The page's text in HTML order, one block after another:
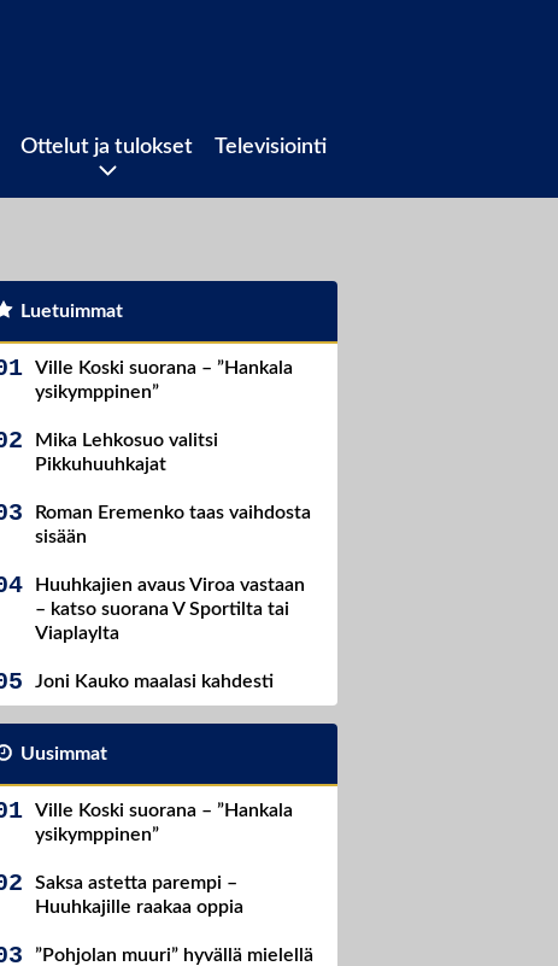
Ottelut ja tulokset Televisiointi
Luetuimmat
Ville Koski suorana – ”Hankala
ysikymppinen”
Mika Lehkosuo valitsi
Pikkuhuuhkajat
Roman Eremenko taas vaihdosta
sisään
Huuhkajien avaus Viroa vastaan
– katso suorana V Sportilta tai
Viaplaylta
Joni Kauko maalasi kahdesti
Uusimmat
Ville Koski suorana – ”Hankala
ysikymppinen”
Saksa astetta parempi –
Huuhkajille raakaa oppia
”Pohjolan muuri” hyvällä mielellä